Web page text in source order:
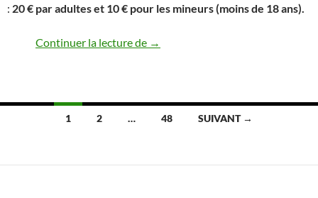
: 20 € par adultes et 10 € pour les mineurs (moins de 18 ans).
Continuer la lecture de Collecte annuelle ordinaire des
→
Navigation
articles
1 2 … 48 SUIVANT →